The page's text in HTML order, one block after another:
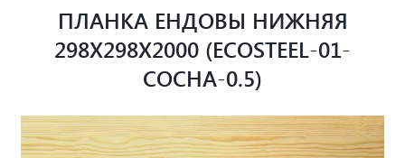
ПЛАНКА ЕНДОВЫ НИЖНЯЯ
298Х298Х2000 (ECOSTEEL-01-
СОСНА-0.5)